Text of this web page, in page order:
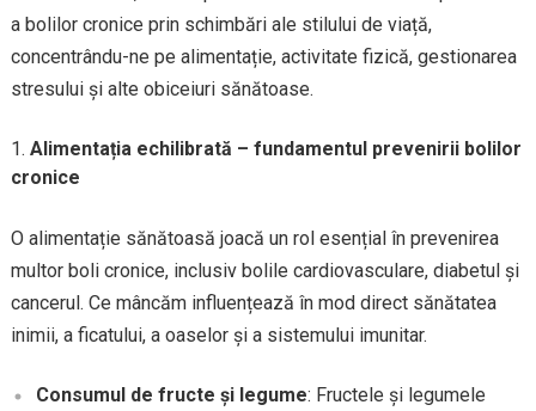
a bolilor cronice prin schimbări ale stilului de viață,
concentrându-ne pe alimentație, activitate fizică, gestionarea
stresului și alte obiceiuri sănătoase.
Alimentația echilibrată – fundamentul prevenirii bolilor
cronice
O alimentație sănătoasă joacă un rol esențial în prevenirea
multor boli cronice, inclusiv bolile cardiovasculare, diabetul și
cancerul. Ce mâncăm influențează în mod direct sănătatea
inimii, a ficatului, a oaselor și a sistemului imunitar.
Consumul de fructe și legume: Fructele și legumele